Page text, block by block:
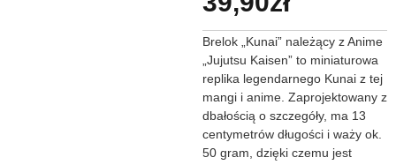
Brelok „Kunai” należący z Anime
„Jujutsu Kaisen” to miniaturowa
replika legendarnego Kunai z tej
mangi i anime. Zaprojektowany z
dbałością o szczegóły, ma 13
centymetrów długości i waży ok.
50 gram, dzięki czemu jest